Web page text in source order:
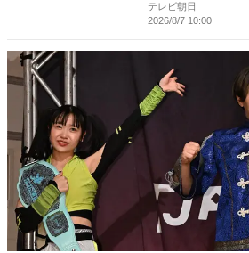
テレビ朝日
2026/8/7 10:00